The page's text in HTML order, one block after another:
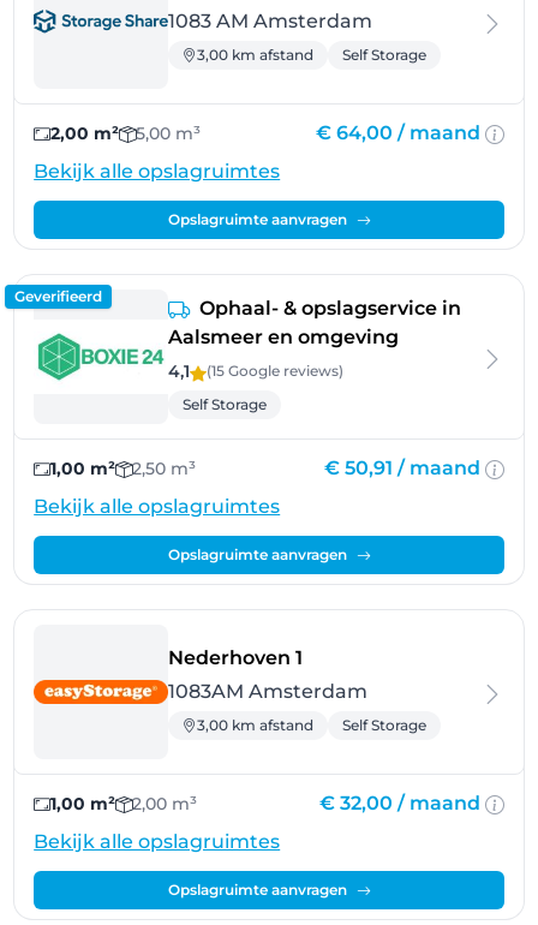
1083 AM Amsterdam
3,00 km afstand Self Storage
2,00 m² 5,00 m³ € 64,00 / maand
Bekijk alle opslagruimtes
Opslagruimte aanvragen
Geverifieerd
Ophaal- & opslagservice in
Aalsmeer en omgeving
4,1 (15 Google reviews)
Self Storage
1,00 m² 2,50 m³ € 50,91 / maand
Bekijk alle opslagruimtes
Opslagruimte aanvragen
Nederhoven 1
1083AM Amsterdam
3,00 km afstand Self Storage
1,00 m² 2,00 m³ € 32,00 / maand
Bekijk alle opslagruimtes
Opslagruimte aanvragen